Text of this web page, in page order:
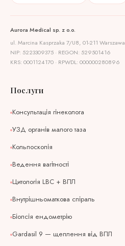
Aurora Medical sp. z o.o.
ul. Marcina Kasprzaka 7/U8, 01-211 Warszawa
NIP: 5223309375 · REGON: 529501416
KRS: 0001124170 · RPWDL: 000000280896
Послуги
Консультація гінеколога
УЗД органів малого таза
Кольпоскопія
Ведення вагітності
Цитологія LBC + ВПЛ
Внутрішньоматкова спіраль
Біопсія ендометрію
Gardasil 9 — щеплення від ВПЛ